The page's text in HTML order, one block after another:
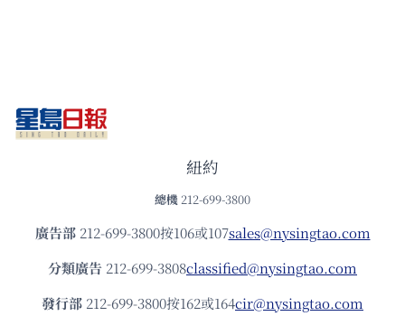
紐約
總機 212-699-3800
廣告部212-699-3800按106或107sales@nysingtao.com
分類廣告 212-699-3808classified@nysingtao.com
發⾏部 212-699-3800按162或164cir@nysingtao.com